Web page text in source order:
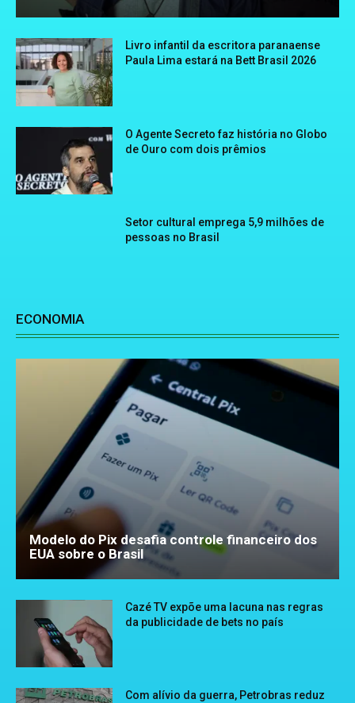
Livro infantil da escritora paranaense
Paula Lima estará na Bett Brasil 2026
O Agente Secreto faz história no Globo
de Ouro com dois prêmios
Setor cultural emprega 5,9 milhões de
pessoas no Brasil
ECONOMIA
Modelo do Pix desafia controle financeiro dos
EUA sobre o Brasil
Cazé TV expõe uma lacuna nas regras
da publicidade de bets no país
Com alívio da guerra, Petrobras reduz